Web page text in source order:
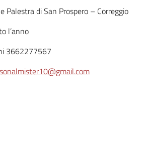
Palestra di San Prospero – Correggio
l’anno
3662277567